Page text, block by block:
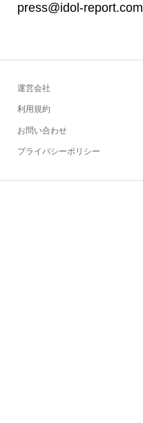
press@idol-report.com
運営会社
利用規約
お問い合わせ
プライバシーポリシー